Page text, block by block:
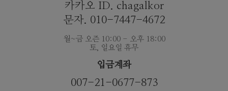
카카오 ID. chagalkor
문자. 010-7447-4672
월~금 오즌 10:00 - 오후 18:00
토, 일요일 휴무
입금계좌
007-21-0677-873